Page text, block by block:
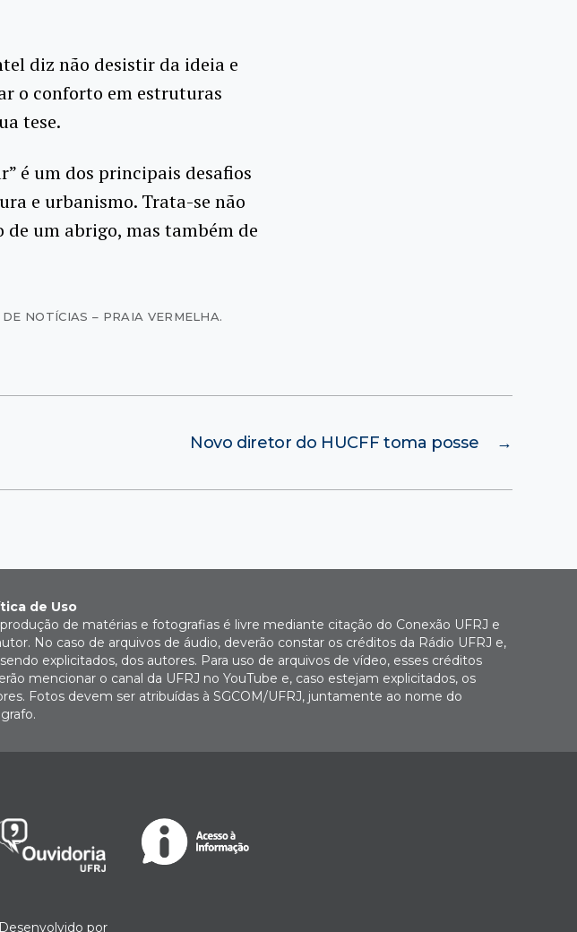
diz não desistir da ideia e
o conforto em estruturas
tese.
é um dos principais desafios
e urbanismo. Trata-se não
um abrigo, mas também de
NOTÍCIAS – PRAIA VERMELHA.
→
Novo diretor do HUCFF toma posse
de Uso
de matérias e fotografias é livre mediante citação do Conexão UFRJ e
No caso de arquivos de áudio, deverão constar os créditos da Rádio UFRJ e,
explicitados, dos autores. Para uso de arquivos de vídeo, esses créditos
mencionar o canal da UFRJ no YouTube e, caso estejam explicitados, os
Fotos devem ser atribuídas à SGCOM/UFRJ, juntamente ao nome do
Desenvolvido por